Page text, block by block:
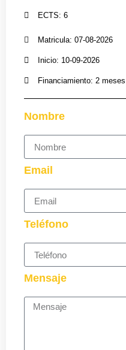
ECTS: 6
Matricula: 07-08-2026
Inicio: 10-09-2026
Financiamiento: 2 meses
Nombre
Email
Teléfono
Mensaje